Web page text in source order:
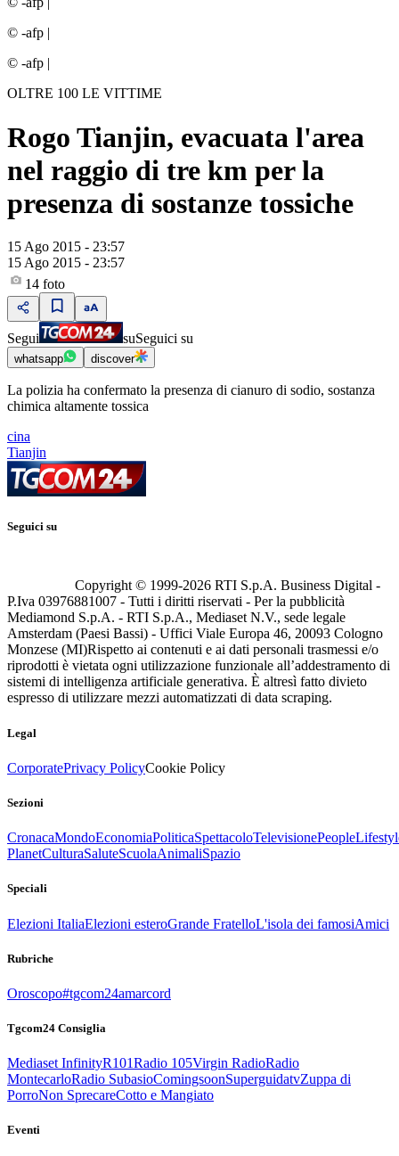
© -afp |
© -afp |
OLTRE 100 LE VITTIME
Rogo Tianjin, evacuata l'area
nel raggio di tre km per la
presenza di sostanze tossiche
15 Ago 2015 - 23:57
15 Ago 2015 - 23:57
14 foto
Segui suSeguici su
whatsapp discover
La polizia ha confermato la presenza di cianuro di sodio, sostanza
chimica altamente tossica
cina
Tianjin
Seguici su
Copyright © 1999-2026 RTI S.p.A. Business Digital -
P.Iva 03976881007 - Tutti i diritti riservati - Per la pubblicità
Mediamond S.p.A. - RTI S.p.A., Mediaset N.V., sede legale
Amsterdam (Paesi Bassi) - Uffici Viale Europa 46, 20093 Cologno
Monzese (MI)Rispetto ai contenuti e ai dati personali trasmessi e/o
riprodotti è vietata ogni utilizzazione funzionale all’addestramento di
sistemi di intelligenza artificiale generativa. È altresì fatto divieto
espresso di utilizzare mezzi automatizzati di data scraping.
Legal
CorporatePrivacy PolicyCookie Policy
Sezioni
CronacaMondoEconomiaPoliticaSpettacoloTelevisionePeople
PlanetCulturaSaluteScuolaAnimaliSpazio
Speciali
Elezioni ItaliaElezioni esteroGrande FratelloL'isola dei famosiAmici
Rubriche
Oroscopo#tgcom24amarcord
Tgcom24 Consiglia
Mediaset InfinityR101Radio 105Virgin RadioRadio
MontecarloRadio SubasioComingsoonSuperguidatvZuppa di
PorroNon SprecareCotto e Mangiato
Eventi